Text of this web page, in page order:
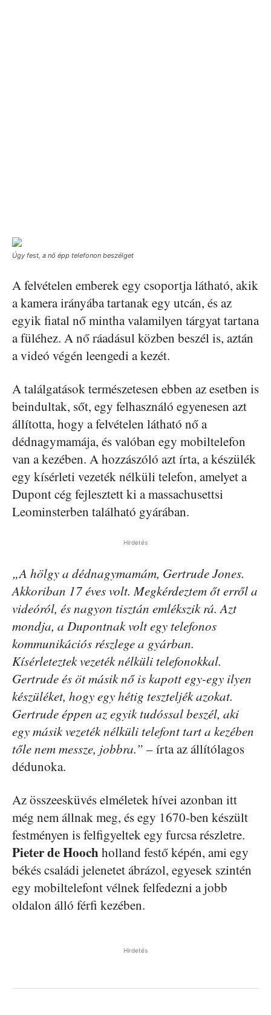
Úgy fest, a nő épp telefonon beszélget
A felvételen emberek egy csoportja látható, akik
a kamera irányába tartanak egy utcán, és az
egyik fiatal nő mintha valamilyen tárgyat tartana
a füléhez. A nő ráadásul közben beszél is, aztán
a videó végén leengedi a kezét.
A találgatások természetesen ebben az esetben is
beindultak, sőt, egy felhasználó egyenesen azt
állította, hogy a felvételen látható nő a
dédnagymamája, és valóban egy mobiltelefon
van a kezében. A hozzászóló azt írta, a készülék
egy kísérleti vezeték nélküli telefon, amelyet a
Dupont cég fejlesztett ki a massachusettsi
Leominsterben található gyárában.
Hirdetés
„A hölgy a dédnagymamám, Gertrude Jones.
Akkoriban 17 éves volt. Megkérdeztem őt erről a
videóról, és nagyon tisztán emlékszik rá. Azt
mondja, a Dupontnak volt egy telefonos
kommunikációs részlege a gyárban.
Kísérleteztek vezeték nélküli telefonokkal.
Gertrude és öt másik nő is kapott egy-egy ilyen
készüléket, hogy egy hétig teszteljék azokat.
Gertrude éppen az egyik tudóssal beszél, aki
egy másik vezeték nélküli telefont tart a kezében
tőle nem messze, jobbra.” – írta az állítólagos
dédunoka.
Az összeesküvés elméletek hívei azonban itt
még nem állnak meg, és egy 1670-ben készült
festményen is felfigyeltek egy furcsa részletre.
Pieter de Hoochholland festő képén, ami egy
békés családi jelenetet ábrázol, egyesek szintén
egy mobiltelefont vélnek felfedezni a jobb
oldalon álló férfi kezében.
Hirdetés